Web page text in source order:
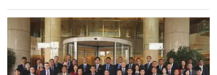
đơn vị, địa phương.